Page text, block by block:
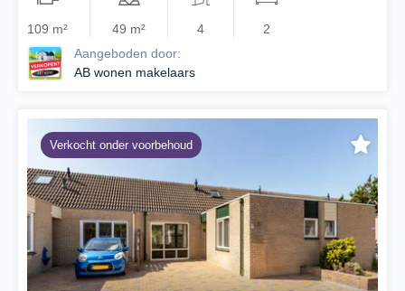
109 m² 49 m² 4
2
Aangeboden door:
AB wonen makelaars
Verkocht onder voorbehoud